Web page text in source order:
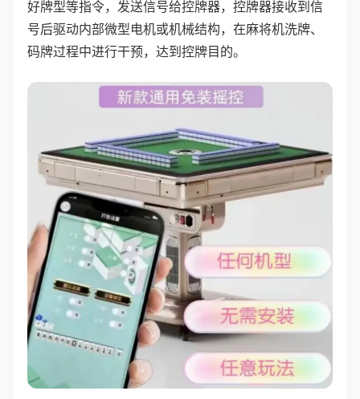
好牌型等指令，发送信号给控牌器，控牌器接收到信
号后驱动内部微型电机或机械结构，在麻将机洗牌、
码牌过程中进行干预，达到控牌目的。